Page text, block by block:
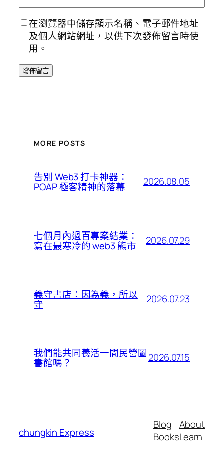
在瀏覽器中儲存顯示名稱、電子郵件地址
及個人網站網址，以供下次發佈留言時使
用。
MORE POSTS
告別 Web3 打卡神器：
POAP 極客精神的落幕 2026.08.05
七個月內過百專案結業：
寫在最寒冷的 web3 熊市 2026.07.29
義守書店：因為義，所以
守 2026.07.23
我們能共同養活一間民營圖
書館嗎？ 2026.07.15
chungkin Express
Blog
Books
About
Learn